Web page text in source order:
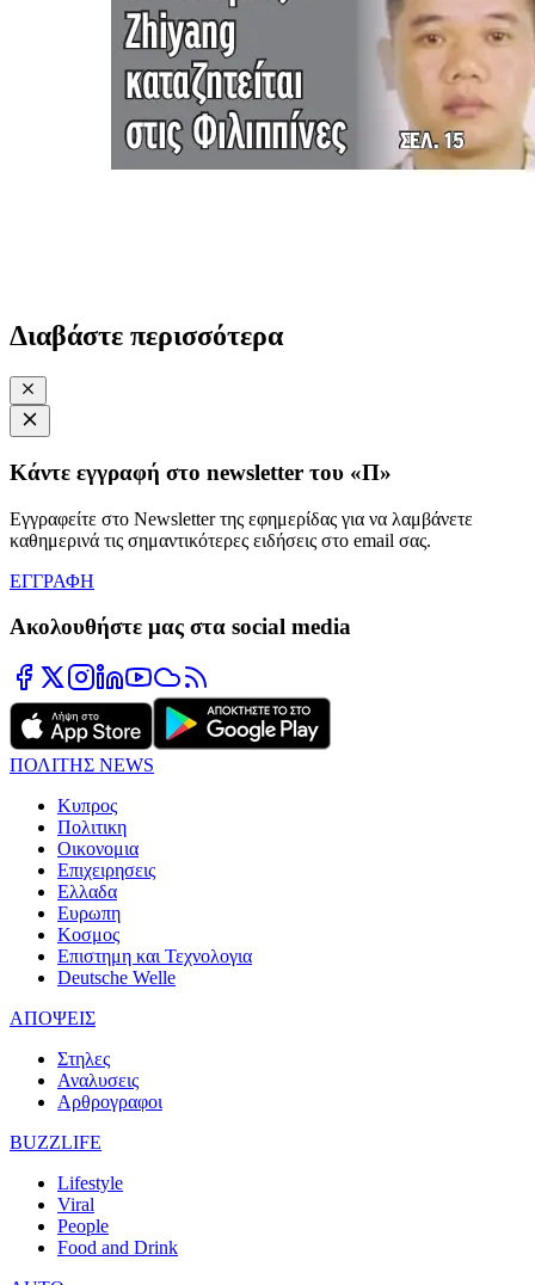
Διαβάστε περισσότερα
Κάντε εγγραφή στο newsletter του «Π»
Εγγραφείτε στο Newsletter της εφημερίδας για να λαμβάνετε
καθημερινά τις σημαντικότερες ειδήσεις στο email σας.
ΕΓΓΡΑΦΗ
Ακολουθήστε μας στα social media
ΠΟΛΙΤΗΣ NEWS
Κυπρος
Πολιτικη
Οικονομια
Επιχειρησεις
Ελλαδα
Ευρωπη
Κοσμος
Επιστημη και Τεχνολογια
Deutsche Welle
ΑΠΟΨΕΙΣ
Στηλες
Αναλυσεις
Αρθρογραφοι
BUZZLIFE
Lifestyle
Viral
People
Food and Drink